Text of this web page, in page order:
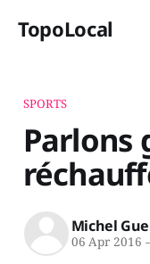
TopoLocal
SPORTS
Parlons
Michel
06 Apr 2016